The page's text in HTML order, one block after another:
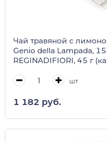
Чай травяной с
Genio della Lampada,
REGINADIFIORI, 45 г
шт
1 182 руб.